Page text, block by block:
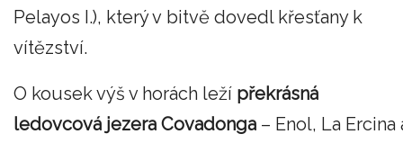
Pelayos I.), který v bitvě dovedl křesťany k
vítězství.
O kousek výš v horách leží překrásná
ledovcová jezera Covadonga – Enol, La Ercina